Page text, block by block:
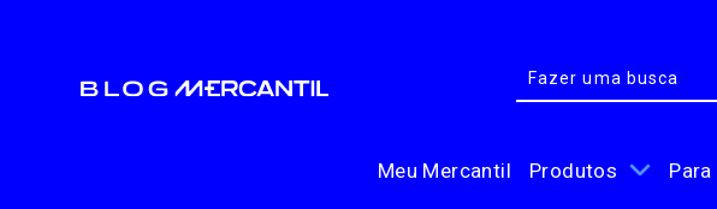
Meu Mercantil Produtos